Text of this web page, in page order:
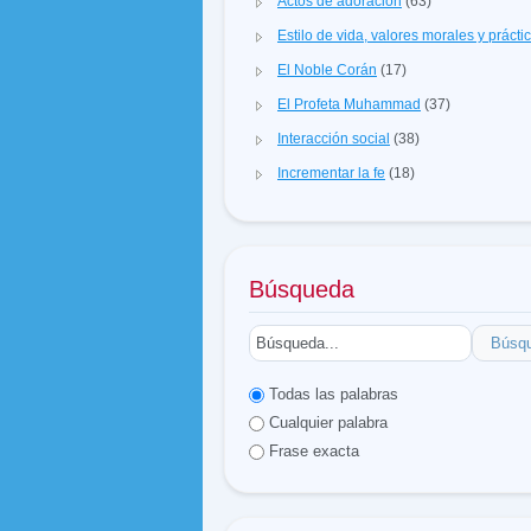
Estilo de vida, valores morales y
El Noble Corán (17)
El Profeta Muhammad (37)
Interacción social (38)
Incrementar la fe (18)
Búsqueda
Todas las palabras
Cualquier palabra
Frase exacta